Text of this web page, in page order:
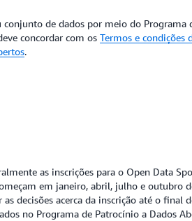
conjunto de dados por meio do Programa
concordar com os Termos e condições
.
as inscrições para o Open Data
em janeiro, abril, julho e outubro
as decisões acerca da inscrição até o final
no Programa de Patrocínio a Dados